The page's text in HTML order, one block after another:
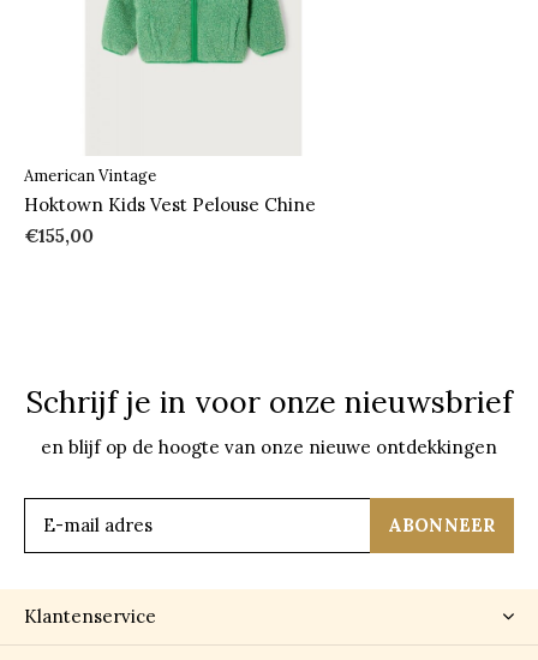
American Vintage
Hoktown Kids Vest Pelouse Chine
€155,00
Schrijf je in voor onze nieuwsbrief
en blijf op de hoogte van onze nieuwe ontdekkingen
ABONNEER
Klantenservice